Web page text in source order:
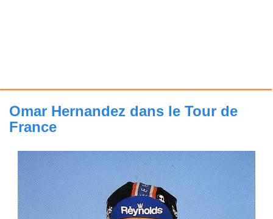
Omar Hernandez dans le Tour de
France